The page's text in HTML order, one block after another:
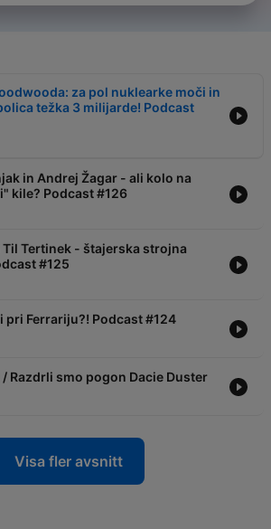
za pol nuklearke moči in
težka 3 milijarde! Podcast
in Andrej Žagar - ali kolo na
kile? Podcast #126
Til Tertinek - štajerska strojna
#125
pri Ferrariju?! Podcast #124
/ Razdrli smo pogon Dacie Duster
Visa fler avsnitt